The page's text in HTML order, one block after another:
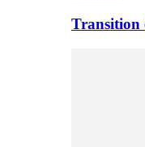
Transition